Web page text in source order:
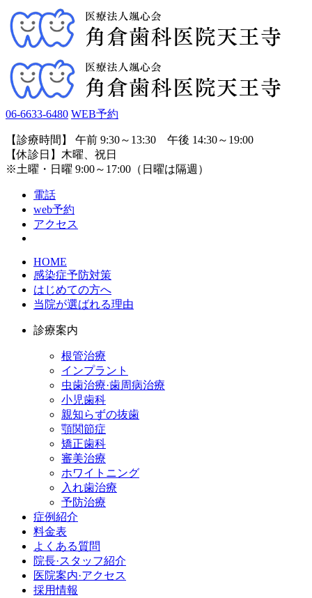
06-6633-6480 WEB予約
【診療時間】 午前 9:30～13:30 午後 14:30～19:00
【休診日】木曜、祝日
※土曜・日曜 9:00～17:00（日曜は隔週）
電話
web予約
アクセス
HOME
感染症予防対策
はじめての方へ
当院が選ばれる理由
診療案内
根管治療
インプラント
虫歯治療·歯周病治療
小児歯科
親知らずの抜歯
顎関節症
矯正歯科
審美治療
ホワイトニング
入れ歯治療
予防治療
症例紹介
料金表
よくある質問
院長·スタッフ紹介
医院案内·アクセス
採用情報